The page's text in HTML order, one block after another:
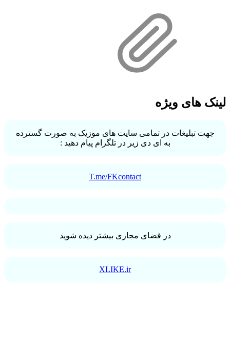
لینک های ویژه
جهت تبلیغات در تمامی سایت های موزیک به صورت گسترده
به ای دی زیر در تلگرام پیام دهید :
T.me/FKcontact
در فضای مجازی بیشتر دیده شوید
XLIKE.ir